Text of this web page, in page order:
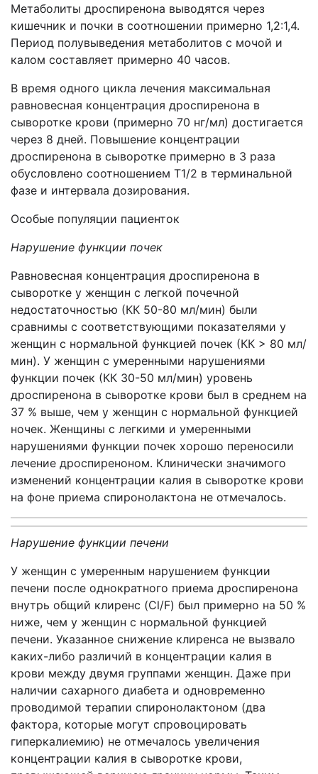
Метаболиты дроспиренона выводятся через
кишечник и почки в соотношении примерно 1,2:1,4.
Период полувыведения метаболитов с мочой и
калом составляет примерно 40 часов.
В время одного цикла лечения максимальная
равновесная концентрация дроспиренона в
сыворотке крови (примерно 70 нг/мл) достигается
через 8 дней. Повышение концентрации
дроспиренона в сыворотке примерно в 3 раза
обусловлено соотношением T1/2 в терминальной
фазе и интервала дозирования.
Особые популяции пациенток
Нарушение функции почек
Равновесная концентрация дроспиренона в
сыворотке у женщин с легкой почечной
недостаточностью (КК 50-80 мл/мин) были
сравнимы с соответствующими показателями у
женщин с нормальной функцией почек (КК > 80 мл/
мин). У женщин с умеренными нарушениями
функции почек (КК 30-50 мл/мин) уровень
дроспиренона в сыворотке крови был в среднем на
37 % выше, чем у женщин с нормальной функцией
ночек. Женщины с легкими и умеренными
нарушениями функции почек хорошо переносили
лечение дроспиреноном. Клинически значимого
изменений концентрации калия в сыворотке крови
на фоне приема спиронолактона не отмечалось.
Нарушение функции печени
У женщин с умеренным нарушением функции
печени после однократного приема дроспиренона
внутрь общий клиренс (Cl/F) был примерно на 50 %
ниже, чем у женщин с нормальной функцией
печени. Указанное снижение клиренса не вызвало
каких-либо различий в концентрации калия в
крови между двумя группами женщин. Даже при
наличии сахарного диабета и одновременно
проводимой терапии спиронолактоном (два
фактора, которые могут спровоцировать
гиперкалиемию) не отмечалось увеличения
концентрации калия в сыворотке крови,